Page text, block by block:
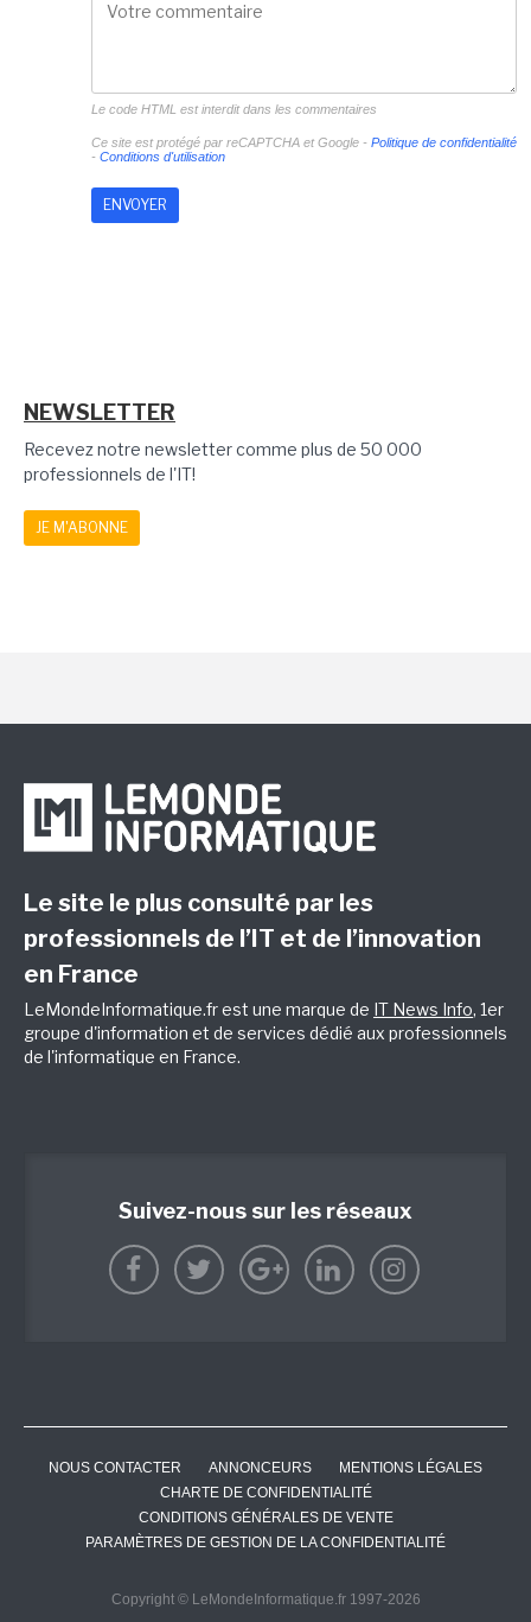
Le code HTML est interdit dans les commentaires
Ce site est protégé par reCAPTCHA et Google - Politique de confidentialité
- Conditions d'utilisation
NEWSLETTER
Recevez notre newsletter comme plus de 50 000
professionnels de l'IT!
JE M'ABONNE
Le site le plus consulté par les
professionnels de l’IT et de l’innovation
en France
LeMondeInformatique.fr est une marque de IT News Info, 1er
groupe d'information et de services dédié aux professionnels
de l'informatique en France.
Suivez-nous sur les réseaux
NOUS CONTACTER ANNONCEURS
MENTIONS LÉGALES
CHARTE DE CONFIDENTIALITÉ
CONDITIONS GÉNÉRALES DE VENTE
PARAMÈTRES DE GESTION DE LA CONFIDENTIALITÉ
Copyright © LeMondeInformatique.fr 1997-2026